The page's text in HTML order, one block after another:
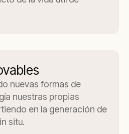
nuevas formas de
nuestras propias
en la generación de
situ.